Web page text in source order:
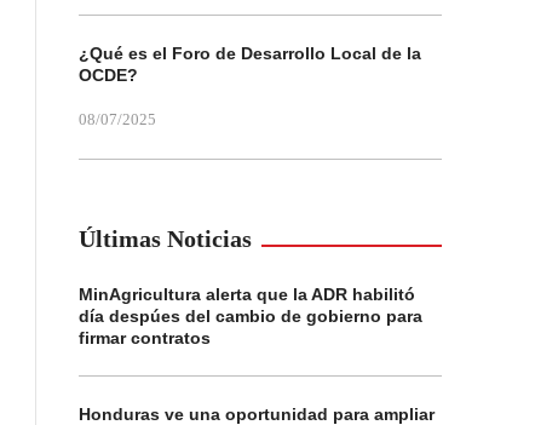
¿Qué es el Foro de Desarrollo Local de la
OCDE?
08/07/2025
Últimas Noticias
MinAgricultura alerta que la ADR habilitó
día despúes del cambio de gobierno para
firmar contratos
Honduras ve una oportunidad para ampliar